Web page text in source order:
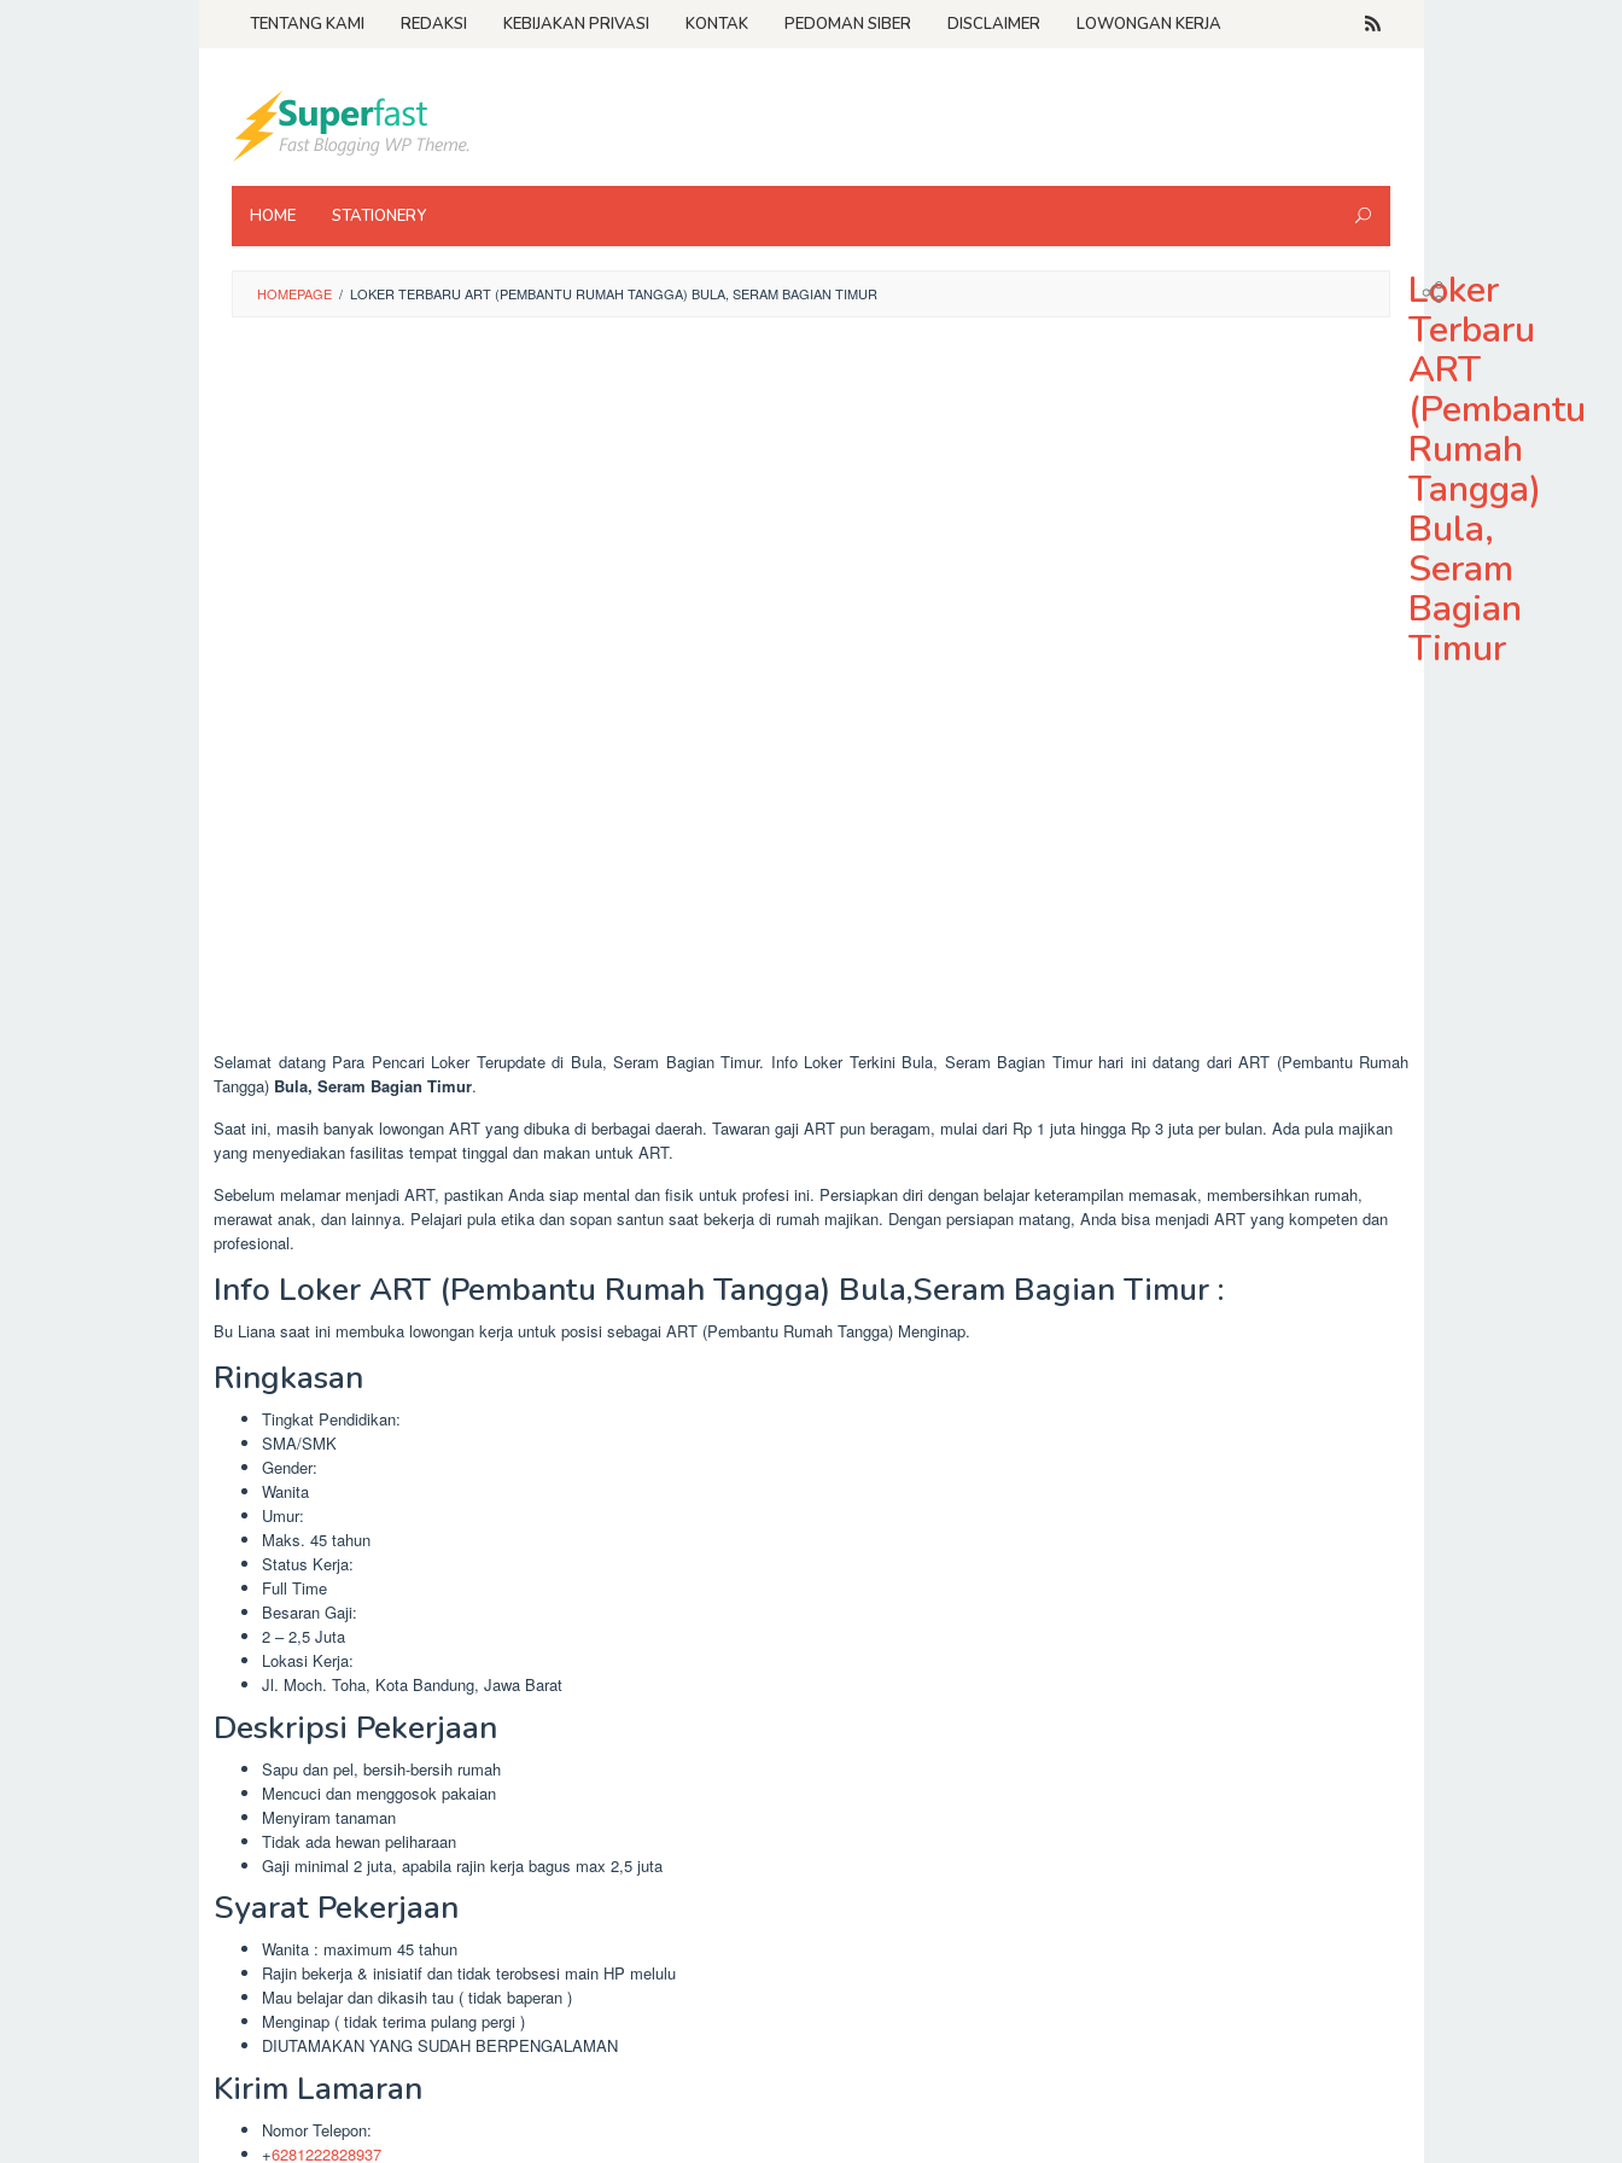
TENTANG KAMI REDAKSI KEBIJAKAN PRIVASI KONTAK PEDOMAN SIBER DISCLAIMER LOWONGAN KERJA
HOME STATIONERY
HOMEPAGE / LOKER TERBARU ART (PEMBANTU RUMAH TANGGA) BULA, SERAM BAGIAN TIMUR
Loker
Terbaru
ART
(Pembantu
Rumah
Tangga)
Bula,
Seram
Bagian
Timur
Selamat datang Para Pencari Loker Terupdate di Bula, Seram Bagian Timur. Info Loker Terkini Bula, Seram Bagian Timur hari ini datang dari ART (Pembantu Rumah
Tangga) Bula, Seram Bagian Timur.
Saat ini, masih banyak lowongan ART yang dibuka di berbagai daerah. Tawaran gaji ART pun beragam, mulai dari Rp 1 juta hingga Rp 3 juta per bulan. Ada pula majikan
yang menyediakan fasilitas tempat tinggal dan makan untuk ART.
Sebelum melamar menjadi ART, pastikan Anda siap mental dan fisik untuk profesi ini. Persiapkan diri dengan belajar keterampilan memasak, membersihkan rumah,
merawat anak, dan lainnya. Pelajari pula etika dan sopan santun saat bekerja di rumah majikan. Dengan persiapan matang, Anda bisa menjadi ART yang kompeten dan
profesional.
Info Loker ART (Pembantu Rumah Tangga) Bula,Seram Bagian Timur :
Bu Liana saat ini membuka lowongan kerja untuk posisi sebagai ART (Pembantu Rumah Tangga) Menginap.
Ringkasan
Tingkat Pendidikan:
SMA/SMK
Gender:
Wanita
Umur:
Maks. 45 tahun
Status Kerja:
Full Time
Besaran Gaji:
2 – 2,5 Juta
Lokasi Kerja:
Jl. Moch. Toha, Kota Bandung, Jawa Barat
Deskripsi Pekerjaan
Sapu dan pel, bersih-bersih rumah
Mencuci dan menggosok pakaian
Menyiram tanaman
Tidak ada hewan peliharaan
Gaji minimal 2 juta, apabila rajin kerja bagus max 2,5 juta
Syarat Pekerjaan
Wanita : maximum 45 tahun
Rajin bekerja & inisiatif dan tidak terobsesi main HP melulu
Mau belajar dan dikasih tau ( tidak baperan )
Menginap ( tidak terima pulang pergi )
DIUTAMAKAN YANG SUDAH BERPENGALAMAN
Kirim Lamaran
Nomor Telepon:
+6281222828937